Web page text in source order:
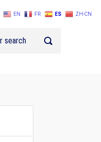
EN FR ES ZH-CN